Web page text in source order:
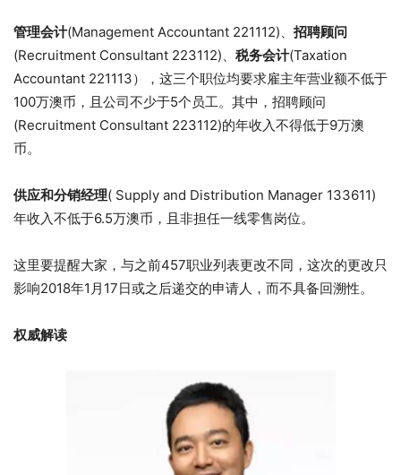
管理会计(Management Accountant 221112)、 招聘顾问
(Recruitment Consultant 223112)、 税务会计(Taxation
Accountant 221113），这三个职位均要求雇主年营业额不低于
100万澳币，且公司不少于5个员工。其中，招聘顾问
(Recruitment Consultant 223112)的年收入不得低于9万澳
币。
供应和分销经理( Supply and Distribution Manager 133611)
年收入不低于6.5万澳币，且非担任一线零售岗位。
这里要提醒大家，与之前457职业列表更改不同，这次的更改只
影响2018年1月17日或之后递交的申请人，而不具备回溯性。
权威解读